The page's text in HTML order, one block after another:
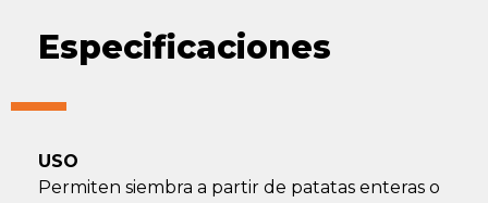
Especificaciones
USO
Permiten siembra a partir de patatas enteras o